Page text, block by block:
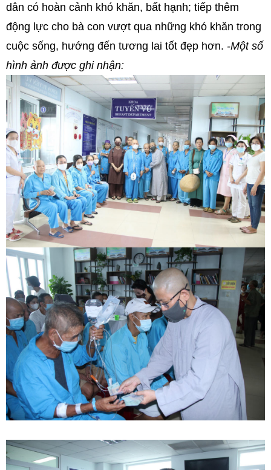
dân có hoàn cảnh khó khăn, bất hạnh; tiếp thêm
động lực cho bà con vượt qua những khó khăn trong
cuộc sống, hướng đến tương lai tốt đẹp hơn. -Một số
hình ảnh được ghi nhận: